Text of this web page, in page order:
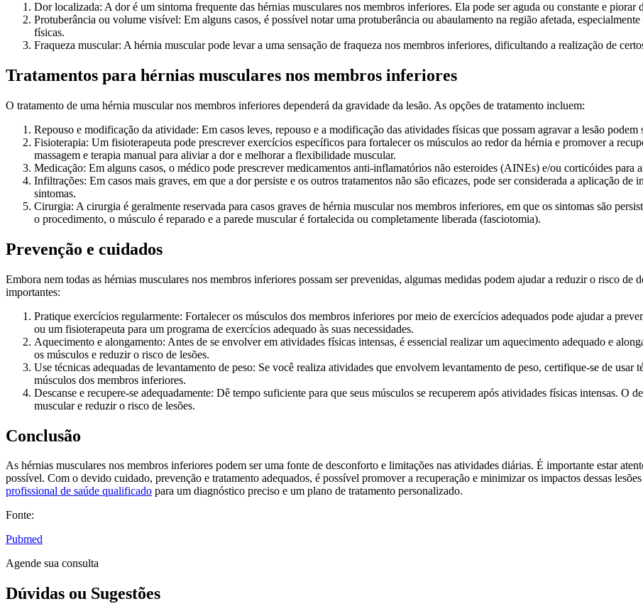
Dor localizada: A dor é um sintoma frequente das hérnias musculares nos membros inferiores. Ela pode ser aguda ou constante e
Protuberância ou volume visível: Em alguns casos, é possível notar uma protuberância ou abaulamento na região afetada,
físicas.
Fraqueza muscular: A hérnia muscular pode levar a uma sensação de fraqueza nos membros inferiores, dificultando a realização de
Tratamentos para hérnias musculares nos membros inferiores
O tratamento de uma hérnia muscular nos membros inferiores dependerá da gravidade da lesão. As opções de tratamento incluem:
Repouso e modificação da atividade: Em casos leves, repouso e a modificação das atividades físicas que possam agravar a lesão
Fisioterapia: Um fisioterapeuta pode prescrever exercícios específicos para fortalecer os músculos ao redor da hérnia e promover a
massagem e terapia manual para aliviar a dor e melhorar a flexibilidade muscular.
Medicação: Em alguns casos, o médico pode prescrever medicamentos anti-inflamatórios não esteroides (AINEs) e/ou corticóides para
Infiltrações: Em casos mais graves, em que a dor persiste e os outros tratamentos não são eficazes, pode ser considerada a aplicação
sintomas.
Cirurgia: A cirurgia é geralmente reservada para casos graves de hérnia muscular nos membros inferiores, em que os sintomas são
o procedimento, o músculo é reparado e a parede muscular é fortalecida ou completamente liberada (fasciotomia).
Prevenção e cuidados
Embora nem todas as hérnias musculares nos membros inferiores possam ser prevenidas, algumas medidas podem ajudar a reduzir o risco de
importantes:
Pratique exercícios regularmente: Fortalecer os músculos dos membros inferiores por meio de exercícios adequados pode ajudar a
ou um fisioterapeuta para um programa de exercícios adequado às suas necessidades.
Aquecimento e alongamento: Antes de se envolver em atividades físicas intensas, é essencial realizar um aquecimento adequado e
os músculos e reduzir o risco de lesões.
Use técnicas adequadas de levantamento de peso: Se você realiza atividades que envolvem levantamento de peso, certifique-se de usar
músculos dos membros inferiores.
Descanse e recupere-se adequadamente: Dê tempo suficiente para que seus músculos se recuperem após atividades físicas intensas. O
muscular e reduzir o risco de lesões.
Conclusão
As hérnias musculares nos membros inferiores podem ser uma fonte de desconforto e limitações nas atividades diárias. É importante estar
possível. Com o devido cuidado, prevenção e tratamento adequados, é possível promover a recuperação e minimizar os impactos dessas
profissional de saúde qualificado para um diagnóstico preciso e um plano de tratamento personalizado.
Fonte:
Pubmed
Agende sua consulta
Dúvidas ou Sugestões